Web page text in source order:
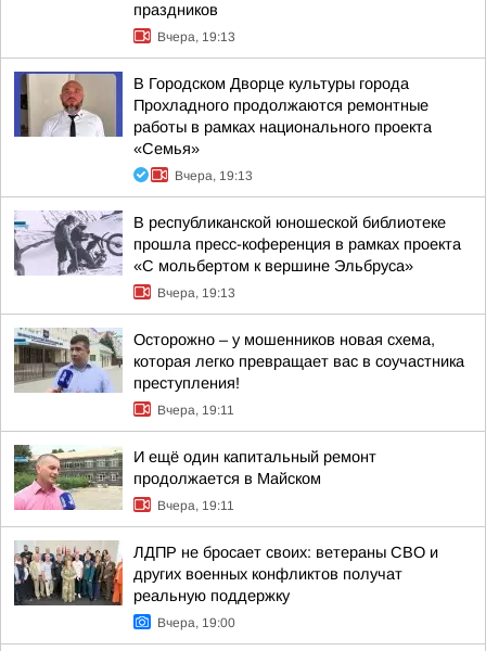
праздников
Вчера, 19:13
В Городском Дворце культуры города
Прохладного продолжаются ремонтные
работы в рамках национального проекта
«Семья»
Вчера, 19:13
В республиканской юношеской библиотеке
прошла пресс-коференция в рамках проекта
«С мольбертом к вершине Эльбруса»
Вчера, 19:13
Осторожно – у мошенников новая схема,
которая легко превращает вас в соучастника
преступления!
Вчера, 19:11
И ещё один капитальный ремонт
продолжается в Майском
Вчера, 19:11
ЛДПР не бросает своих: ветераны СВО и
других военных конфликтов получат
реальную поддержку
Вчера, 19:00